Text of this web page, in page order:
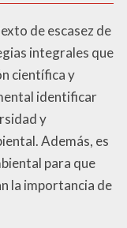
de escasez de
integrales que
científica y
identificar
y
Además, es
para que
la importancia de